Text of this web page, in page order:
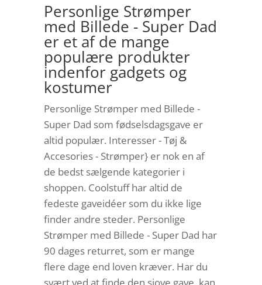
Personlige Strømper
med Billede - Super Dad
er et af de mange
populære produkter
indenfor gadgets og
kostumer
Personlige Strømper med Billede -
Super Dad som fødselsdagsgave er
altid populær. Interesser - Tøj &
Accesories - Strømper} er nok en af
de bedst sælgende kategorier i
shoppen. Coolstuff har altid de
fedeste gaveidéer som du ikke lige
finder andre steder. Personlige
Strømper med Billede - Super Dad har
90 dages returret, som er mange
flere dage end loven kræver. Har du